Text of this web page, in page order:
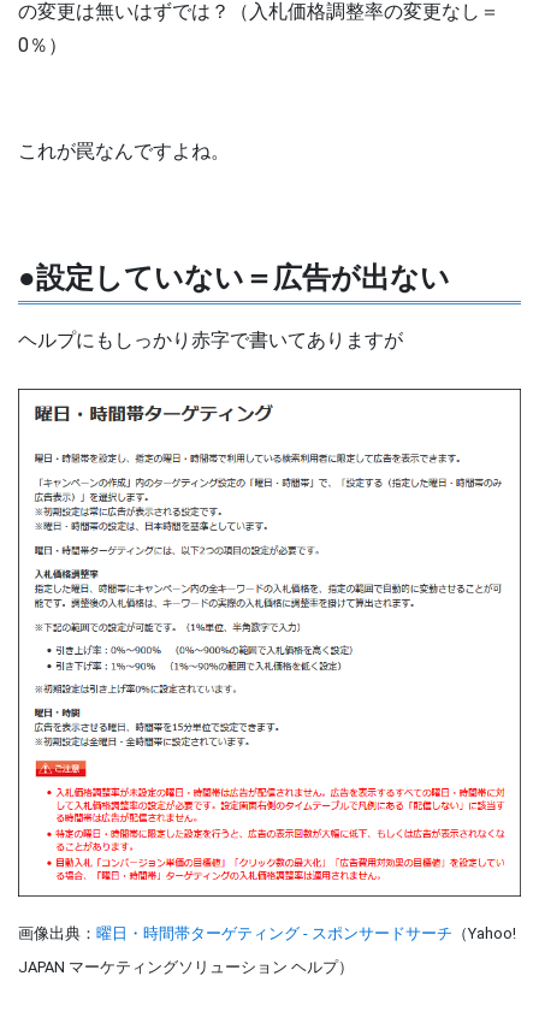
の変更は無いはずでは？（入札価格調整率の変更なし＝
0％）
これが罠なんですよね。
●設定していない＝広告が出ない
ヘルプにもしっかり赤字で書いてありますが
画像出典： 曜日・時間帯ターゲティング - スポンサードサーチ （Yahoo!
JAPAN マーケティングソリューション ヘルプ）